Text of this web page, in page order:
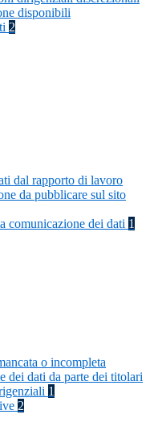
disponibili
2
dal rapporto di lavoro
da pubblicare sul sito
comunicazione dei dati 1
o incompleta
dei dati da parte dei titolari
1
2